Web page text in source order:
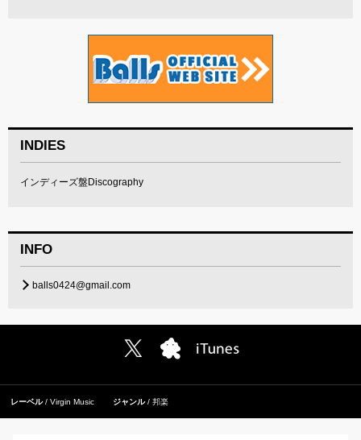
INDIES
インディーズ盤Discography
INFO
balls0424@gmail.com
レーベル Virgin Music ジャンル 邦楽